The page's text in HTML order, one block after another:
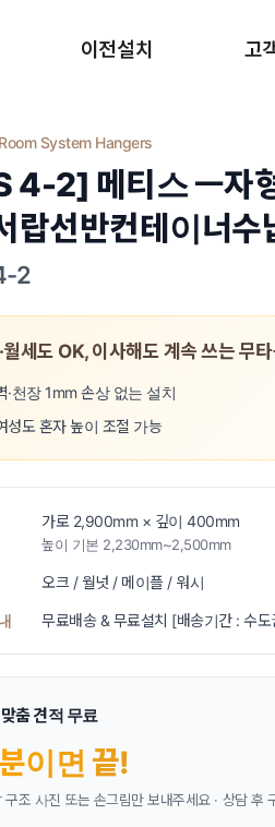
이전설치
전문가 이전 서비스
이전설치 신청
고
A/
System Hangers
4-2] 메티스 ㅡ자
랍선반컨테이너수
2
월세도 OK, 이사해도 계속 쓰는 무
·천장 1mm 손상 없는 설치
성도 혼자 높이 조절 가능
가로 2,900mm × 깊이 400mm
높이 기본 2,230mm~2,500mm
오크 / 월넛 / 메이플 / 워시
무료배송 & 무료설치 [배송기간 : 수
맞춤 견적 무료
이면 끝!
구조 사진 또는 손그림만 보내주세요 · 상담 후